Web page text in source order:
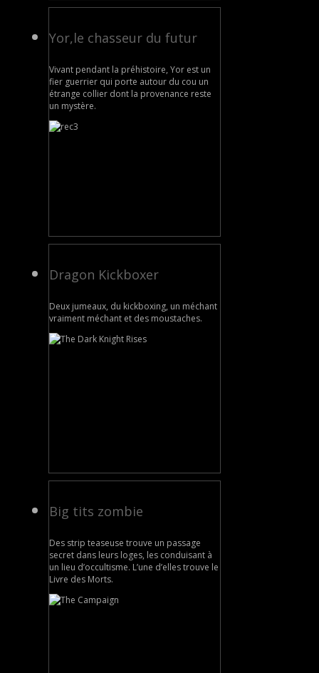
Yor,le chasseur du futur
Vivant pendant la préhistoire, Yor est un
fier guerrier qui porte autour du cou un
étrange collier dont la provenance reste
un mystère.
Dragon Kickboxer
Deux jumeaux, du kickboxing, un méchant
vraiment méchant et des moustaches.
Big tits zombie
Des strip teaseuse trouve un passage
secret dans leurs loges, les conduisant à
un lieu d’occultisme. L’une d’elles trouve le
Livre des Morts.